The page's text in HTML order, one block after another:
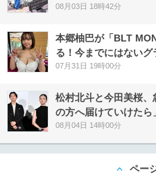
08月03日 18時42分
本郷柚巴が「BLT
る！今までにはないグ
07月31日 19時00分
松村北斗と今田美桜、
の方へ届けていけたら
08月04日 14時00分
ペー